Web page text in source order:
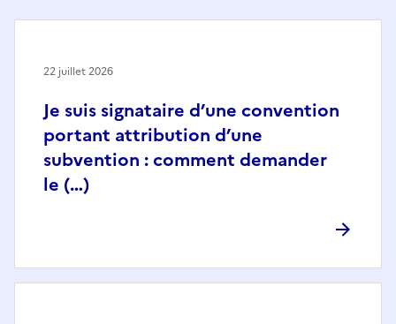
Je suis signataire d’une convention
portant attribution d’une
subvention : comment demander
le (…)
22 juillet 2026